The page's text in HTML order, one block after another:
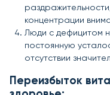
концентрации
Люди с дефицитом
постоянную
отсутствии
Переизбыток